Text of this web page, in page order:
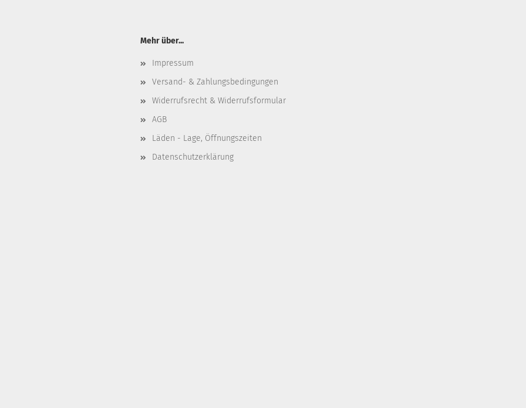
Mehr über...
Impressum
Versand- & Zahlungsbedingungen
Widerrufsrecht & Widerrufsformular
AGB
Läden - Lage, Öffnungszeiten
Datenschutzerklärung